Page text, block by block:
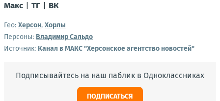
Макс
ТГ ВК
Гео: Херсон, Хорлы
Персоны: Владимир Сальдо
Источник: Канал в МАКС "Херсонское агентство новостей"
Подписывайтесь на наш паблик в Одноклассниках
ПОДПИСАТЬСЯ